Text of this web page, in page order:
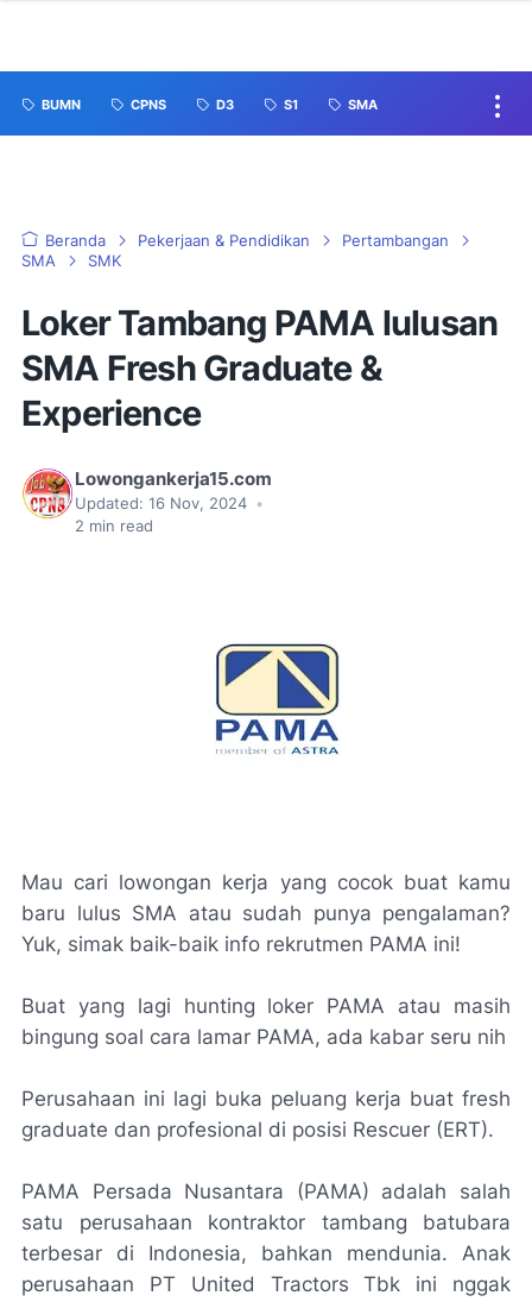
BUMN CPNS D3 S1 SMA
Beranda Pekerjaan & Pendidikan
Pertambangan
SMA
SMK
Loker Tambang PAMA lulusan
SMA Fresh Graduate &
Experience
Lowongankerja15.com
Updated: 16 Nov, 2024 •
2 min read
Mau cari lowongan kerja yang cocok buat kamu
baru lulus SMA atau sudah punya pengalaman?
Yuk, simak baik-baik info rekrutmen PAMA ini!
Buat yang lagi hunting loker PAMA atau masih
bingung soal cara lamar PAMA, ada kabar seru nih
Perusahaan ini lagi buka peluang kerja buat fresh
graduate dan profesional di posisi Rescuer (ERT).
PAMA Persada Nusantara (PAMA) adalah salah
satu perusahaan kontraktor tambang batubara
terbesar di Indonesia, bahkan mendunia. Anak
perusahaan PT United Tractors Tbk ini nggak